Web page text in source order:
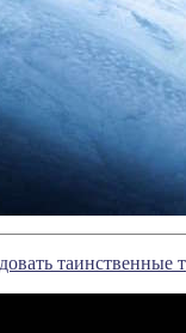
таинственные